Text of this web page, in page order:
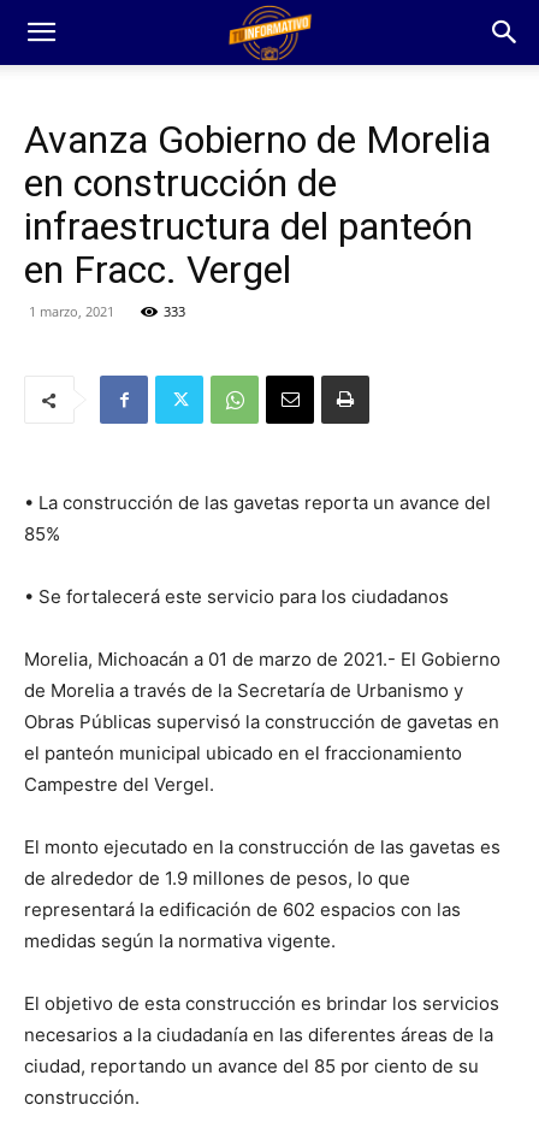
Avanza Gobierno de Morelia
en construcción de
infraestructura del panteón
en Fracc. Vergel
1 marzo, 2021 333
• La construcción de las gavetas reporta un avance del
85%
• Se fortalecerá este servicio para los ciudadanos
Morelia, Michoacán a 01 de marzo de 2021.- El Gobierno
de Morelia a través de la Secretaría de Urbanismo y
Obras Públicas supervisó la construcción de gavetas en
el panteón municipal ubicado en el fraccionamiento
Campestre del Vergel.
El monto ejecutado en la construcción de las gavetas es
de alrededor de 1.9 millones de pesos, lo que
representará la edificación de 602 espacios con las
medidas según la normativa vigente.
El objetivo de esta construcción es brindar los servicios
necesarios a la ciudadanía en las diferentes áreas de la
ciudad, reportando un avance del 85 por ciento de su
construcción.